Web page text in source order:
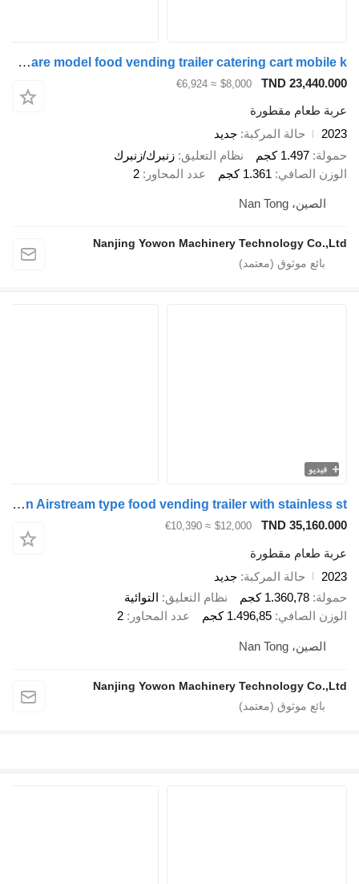
Yowon Vintage square model food vending trailer catering cart mobile k
TND 23,440.000
$8,000
≈ €6,924
عربة طعام مقطورة
2023
حالة المركبة جديد
حمولة 1.497 كجم نظام التعليق زنبرك/زنبرك
الوزن الصافي 1.361 كجم عدد المحاور 2
الصين، Nan Tong
Nanjing Yowon Machinery Technology Co.,Ltd
فيديو
Yowon Concession Airstream type food vending trailer with stainless st
TND 35,160.000
$12,000
≈ €10,390
عربة طعام مقطورة
2023
حالة المركبة جديد
حمولة 1.360,78 كجم نظام التعليق التوائية
الوزن الصافي 1.496,85 كجم عدد المحاور 2
الصين، Nan Tong
Nanjing Yowon Machinery Technology Co.,Ltd